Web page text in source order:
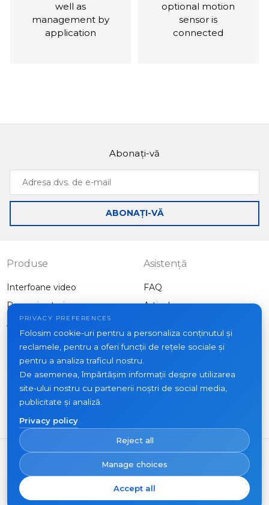
well as
management by
application
optional motion
sensor is
connected
Slinex SL-07M
Intercom with
a built-in power
Slinex SQ-07MT
Abonați-vă
Adresa
dvs.
de
mail
ABONAȚI-VĂ
Produse
Interfoane video
Panouri exterioare
Alte echipamente
Asistență
FAQ
Articole
Proiecte
Noutăți
Contacte
Unde să cumpărați
PRIVACY PREFERENCES
Folosim cookie-uri pentru a personaliza conținutul și
reclamele, pentru a oferi funcții de rețele sociale și
pentru a analiza traficul nostru.
De asemenea, împărtășim informații despre utilizarea
site-ului nostru cu partenerii noștri de social media,
publicitate și analiză.
Privacy policy
Reject all
Manage choices
Accept all